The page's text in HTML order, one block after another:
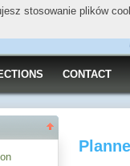
CONTACT
stosowanie plików